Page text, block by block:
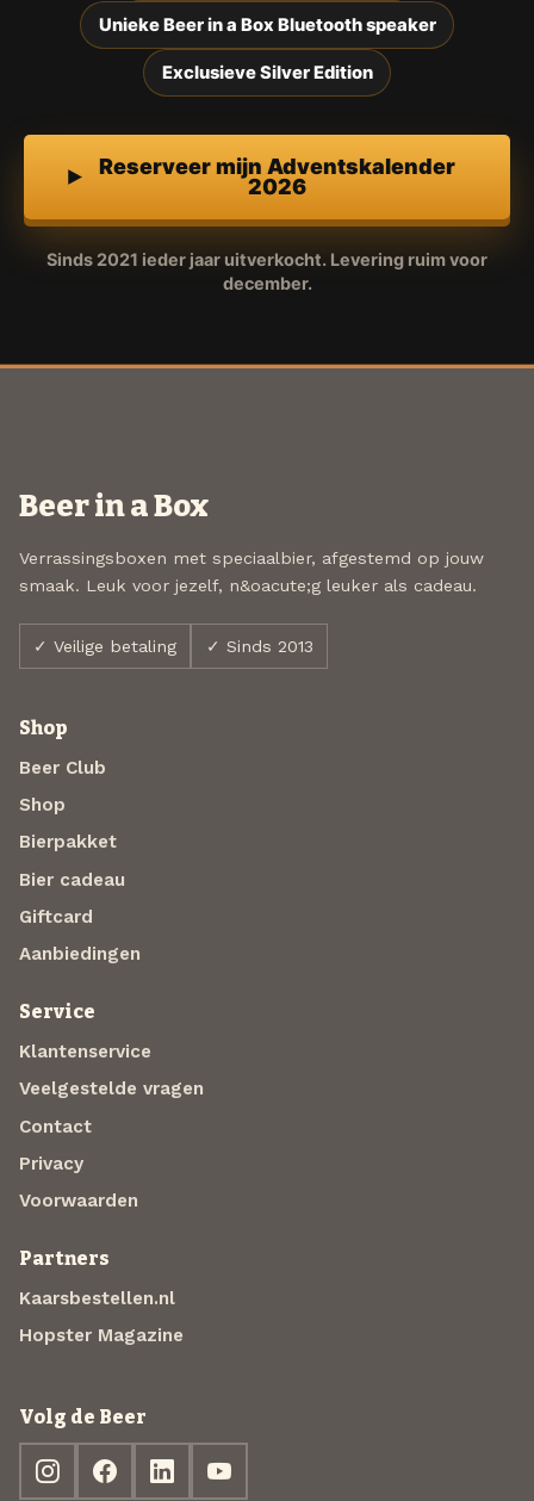
Unieke Beer in a Box Bluetooth speaker
Exclusieve Silver Edition
Reserveer mijn Adventskalender
2026
Sinds 2021 ieder jaar uitverkocht. Levering ruim voor
december.
Beer in a Box
Verrassingsboxen met speciaalbier, afgestemd op jouw
smaak. Leuk voor jezelf, n&oacute;g leuker als cadeau.
✓ Veilige betaling ✓ Sinds 2013
Shop
Beer Club
Shop
Bierpakket
Bier cadeau
Giftcard
Aanbiedingen
Service
Klantenservice
Veelgestelde vragen
Contact
Privacy
Voorwaarden
Partners
Kaarsbestellen.nl
Hopster Magazine
Volg de Beer